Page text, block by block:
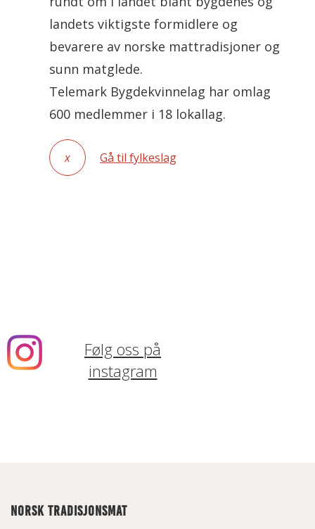
landets viktigste formidlere og
bevarere av norske mattradisjoner og
sunn matglede.
Telemark Bygdekvinnelag har omlag
600 medlemmer i 18 lokallag.
x Gå til fylkeslag
Følg oss på
instagram
NORSK TRADISJONSMAT